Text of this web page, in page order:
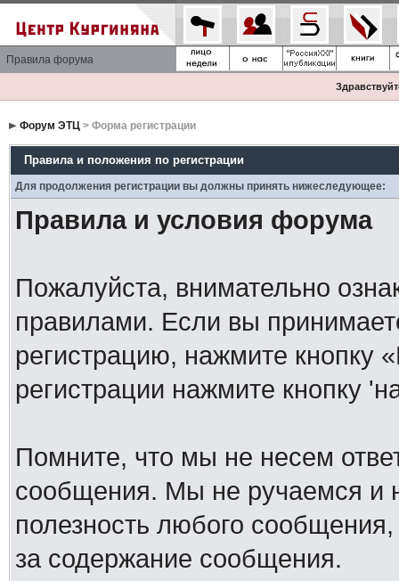
Правила форума
Форум ЭТЦ> Форма регистрации
Правила и положения по регистрации
Для продолжения регистрации вы должны принять нижеследующее:
Правила и условия форума
Пожалуйста, внимательно
правилами. Если вы
регистрацию, нажмите кнопку
регистрации нажмите кнопку
Помните, что мы не несем
сообщения. Мы не ручаемся и
полезность любого
за содержание сообщения.